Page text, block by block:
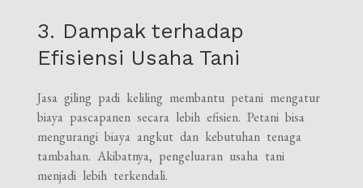
3. Dampak terhadap
Efisiensi Usaha Tani
Jasa giling padi keliling membantu petani mengatur
biaya pascapanen secara lebih efisien. Petani bisa
mengurangi biaya angkut dan kebutuhan tenaga
tambahan. Akibatnya, pengeluaran usaha tani
menjadi lebih terkendali.